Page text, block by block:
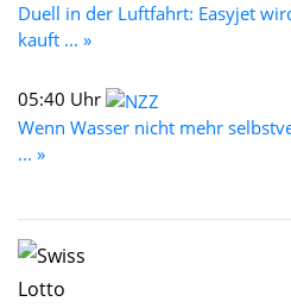
Duell in der Luftfahrt: Easyjet
kauft ... »
05:40 Uhr
Wenn Wasser nicht mehr
... »